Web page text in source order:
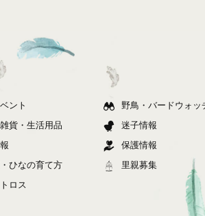
ント
貨・生活用品
ひなの育て方
ロス
野鳥・バードウォッ
迷子情報
保護情報
里親募集